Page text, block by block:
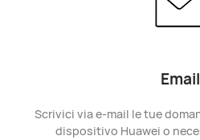
Email
Scrivici via e-mail le tue
dispositivo Huawei o